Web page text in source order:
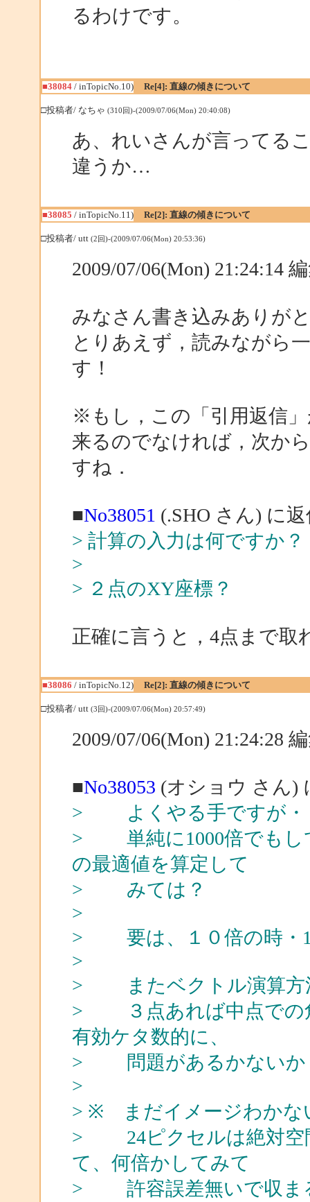
るわけです。
■38084/ inTopicNo.10) Re[4]: 直線の傾きについて
□投稿者/ なちゃ (310回)-(2009/07/06(Mon) 20:40:08)
あ、れいさんが言ってる
違うか…
■38085 / inTopicNo.11) Re[2]: 直線の傾きについて
□投稿者/ utt (2回)-(2009/07/06(Mon) 20:53:36)
2009/07/06(Mon) 21:24:14
みなさん書き込みありが
とりあえず，読みながら
す！
※もし，この「引用返信
来るのでなければ，次か
すね．
■No38051 (.SHO さん) に
> 計算の入力は何ですか？
>
> ２点のXY座標？
正確に言うと，4点まで取
■38086 / inTopicNo.12) Re[2]: 直線の傾きについて
□投稿者/ utt (3回)-(2009/07/06(Mon) 20:57:49)
2009/07/06(Mon) 21:24:28
■No38053 (オショウ さん)
> よくやる手ですが・
> 単純に1000倍でもし
の最適値を算定して
> みては？
>
> 要は、１０倍の時・
>
> またベクトル演算方
> ３点あれば中点での
有効ケタ数的に、
> 問題があるかないか
>
> ※ まだイメージわかな
> 24ピクセルは絶対空
て、何倍かしてみて
> 許容誤差無いで収ま